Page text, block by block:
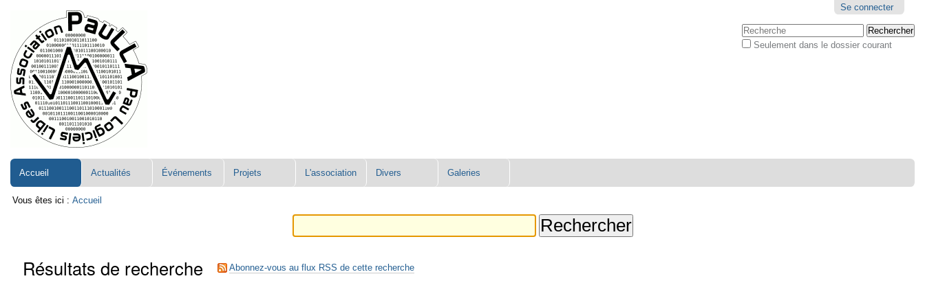
contenu.
Aller
à
la
navigation
personnels
Se connecter
Chercher par
Seulement dans le dossier courant
Accueil Actualités Événements Projets L'association Divers Galeries
Vous êtes ici : Accueil
Résultats de recherche Abonnez-vous au flux RSS de cette recherche